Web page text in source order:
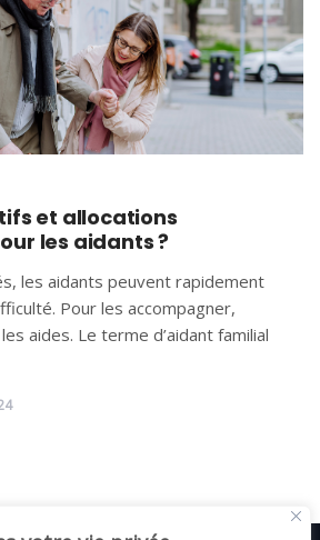
et allocations
les aidants ?
les aidants peuvent rapidement
Pour les accompagner,
aides. Le terme d’aidant familial